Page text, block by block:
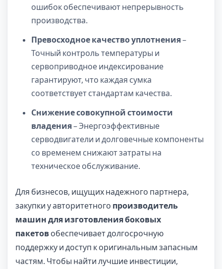
ошибок обеспечивают непрерывность
производства.
Превосходное качество уплотнения–
Точный контроль температуры и
сервоприводное индексирование
гарантируют, что каждая сумка
соответствует стандартам качества.
Снижение совокупной стоимости
владения– Энергоэффективные
серводвигатели и долговечные компоненты
со временем снижают затраты на
техническое обслуживание.
Для бизнесов, ищущих надежного партнера,
закупки у авторитетного производитель
машин для изготовления боковых
пакетовобеспечивает долгосрочную
поддержку и доступ к оригинальным запасным
частям. Чтобы найти лучшие инвестиции,